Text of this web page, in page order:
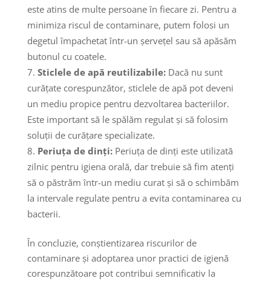
este atins de multe persoane în fiecare zi. Pentru a
minimiza riscul de contaminare, putem folosi un
degetul împachetat într-un șervețel sau să apăsăm
butonul cu coatele.
Sticlele de apă reutilizabile:Dacă nu sunt
curățate corespunzător, sticlele de apă pot deveni
un mediu propice pentru dezvoltarea bacteriilor.
Este important să le spălăm regulat și să folosim
soluții de curățare specializate.
Periuța de dinți:Periuța de dinți este utilizată
zilnic pentru igiena orală, dar trebuie să fim atenți
să o păstrăm într-un mediu curat și să o schimbăm
la intervale regulate pentru a evita contaminarea cu
bacterii.
În concluzie, conștientizarea riscurilor de
contaminare și adoptarea unor practici de igienă
corespunzătoare pot contribui semnificativ la